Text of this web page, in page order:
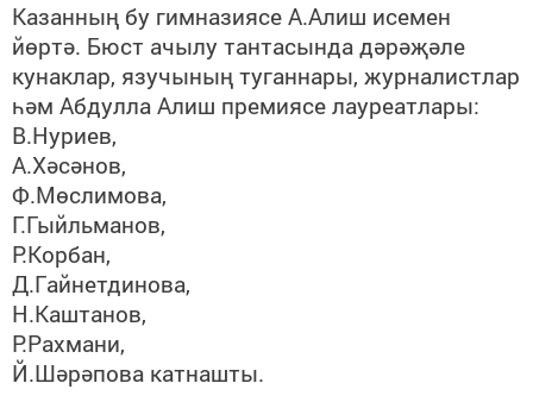
Казанның бу гимназиясе А.Алиш исемен
йөртә. Бюст ачылу тантасында дәрәҗәле
кунаклар, язучының туганнары, журналистлар
һәм Абдулла Алиш премиясе лауреатлары:
В.Нуриев,
А.Хәсәнов,
Ф.Мөслимова,
Г.Гыйльманов,
Р.Корбан,
Д.Гайнетдинова,
Н.Каштанов,
Р.Рахмани,
Й.Шәрәпова катнашты.